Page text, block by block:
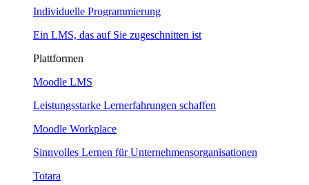
Individuelle Programmierung
Ein LMS, das auf Sie zugeschnitten ist
Plattformen
Moodle LMS
Leistungsstarke Lernerfahrungen schaffen
Moodle Workplace
Sinnvolles Lernen für Unternehmensorganisationen
Totara